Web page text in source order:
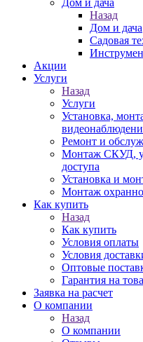
Дом и дача
Назад
Дом и дача
Садовая
Акции
Услуги
Назад
Услуги
Установка,
Ремонт и
Монтаж СКУД,
доступа
Установка и
Монтаж
Как купить
Назад
Как купить
Условия оплаты
Условия
Оптовые
Гарантия на
Заявка на расчет
О компании
Назад
О компании